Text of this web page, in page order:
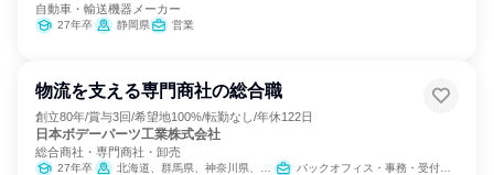
自動車・輸送機器メーカー
27年卒 静岡県 営業
物流を支える専門商社の総合職
創立80年/賞与3回/希望地100%/転勤なし/年休122日
日本ボデーパーツ工業株式会社
総合商社・専門商社・卸売
27年卒 北海道、群馬県、神奈川県、大阪府、兵庫県、福岡県 バックオフィス・事務・受付、営業、SCM/生産管理/購買/物流